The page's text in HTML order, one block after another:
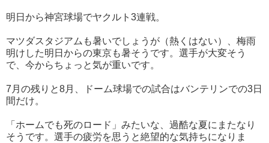
明日から神宮球場でヤクルト3連戦。
マツダスタジアムも暑いでしょうが（熱くはない）、梅雨
明けした明日からの東京も暑そうです。 選手が大変そう
で、今からちょっと気が重いです。
7 月の残りと8月、ドーム球場での試合はバンテリンでの3日
間だけ。
「ホームでも死のロード」みたいな、過酷な夏にまたなり
そうです。選手の疲労を思うと絶望的な気持ちになりま